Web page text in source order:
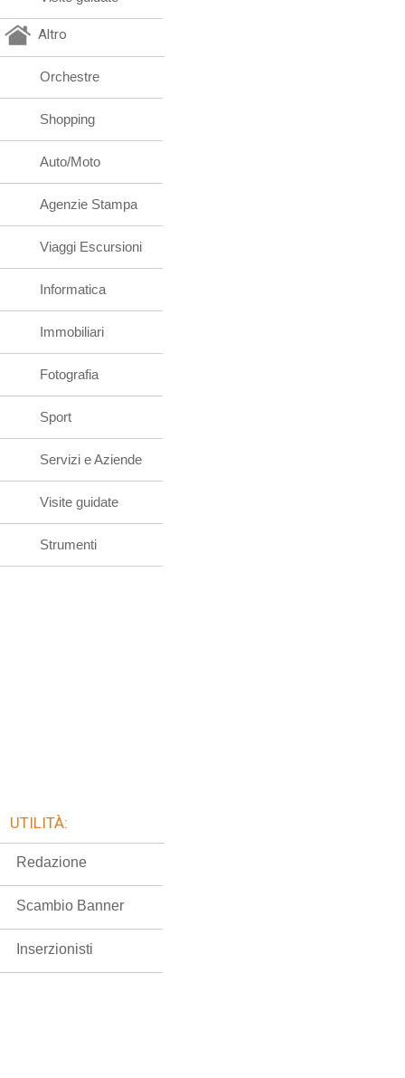
Altro
Orchestre
Shopping
Auto/Moto
Agenzie Stampa
Viaggi Escursioni
Informatica
Immobiliari
Fotografia
Sport
Servizi e Aziende
Visite guidate
Strumenti
UTILITÀ:
Redazione
Scambio Banner
Inserzionisti